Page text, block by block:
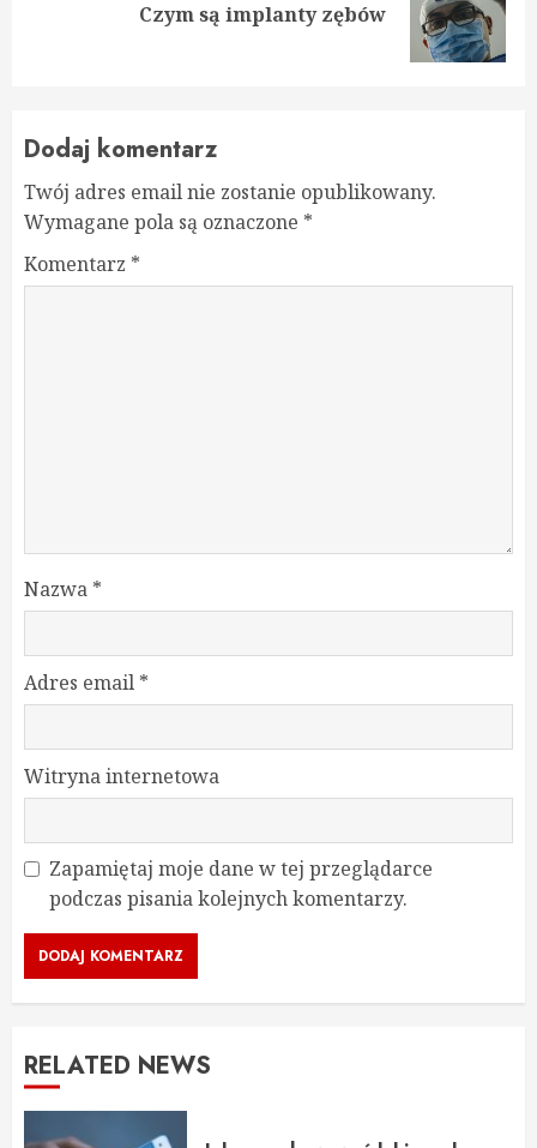
Czym są implanty zębów
Dodaj komentarz
Twój adres email nie zostanie opublikowany.
Wymagane pola są oznaczone *
Komentarz *
Nazwa *
Adres email *
Witryna internetowa
Zapamiętaj moje dane w tej przeglądarce
podczas pisania kolejnych komentarzy.
RELATED NEWS